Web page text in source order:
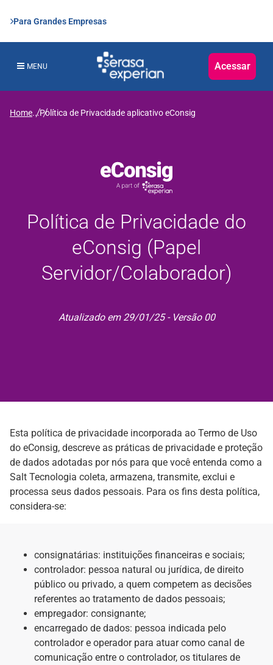
Para Grandes Empresas
MENU Acessar
Home...Política de Privacidade aplicativo eConsig
Política de Privacidade do
eConsig (Papel
Servidor/Colaborador)
Atualizado em 29/01/25 - Versão 00
Esta política de privacidade incorporada ao Termo de Uso
do eConsig, descreve as práticas de privacidade e proteção
de dados adotadas por nós para que você entenda como a
Salt Tecnologia coleta, armazena, transmite, exclui e
processa seus dados pessoais. Para os fins desta política,
considera-se:
consignatárias: instituições financeiras e sociais;
controlador: pessoa natural ou jurídica, de direito
público ou privado, a quem competem as decisões
referentes ao tratamento de dados pessoais;
empregador: consignante;
encarregado de dados: pessoa indicada pelo
controlador e operador para atuar como canal de
comunicação entre o controlador, os titulares de